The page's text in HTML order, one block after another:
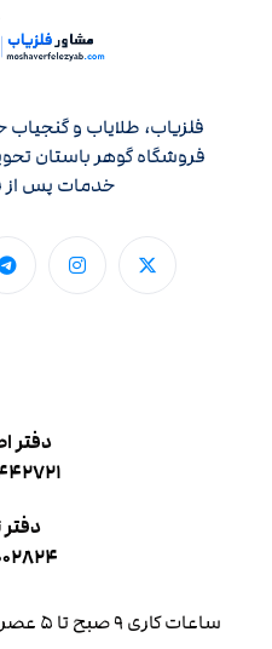
فلزیاب، طلایاب و
فروشگاه گوهر باستان
خدمات پس
دفتر
دفتر
ساعات کاری ۹ صبح تا ۵ عصر